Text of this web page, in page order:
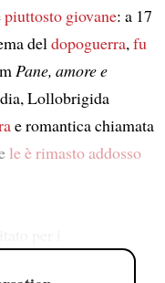
piuttosto giovane: a 17
deldopoguerra,fu
Pane, amore e
Lollobrigida
e romantica chiamata
le è rimasto addosso